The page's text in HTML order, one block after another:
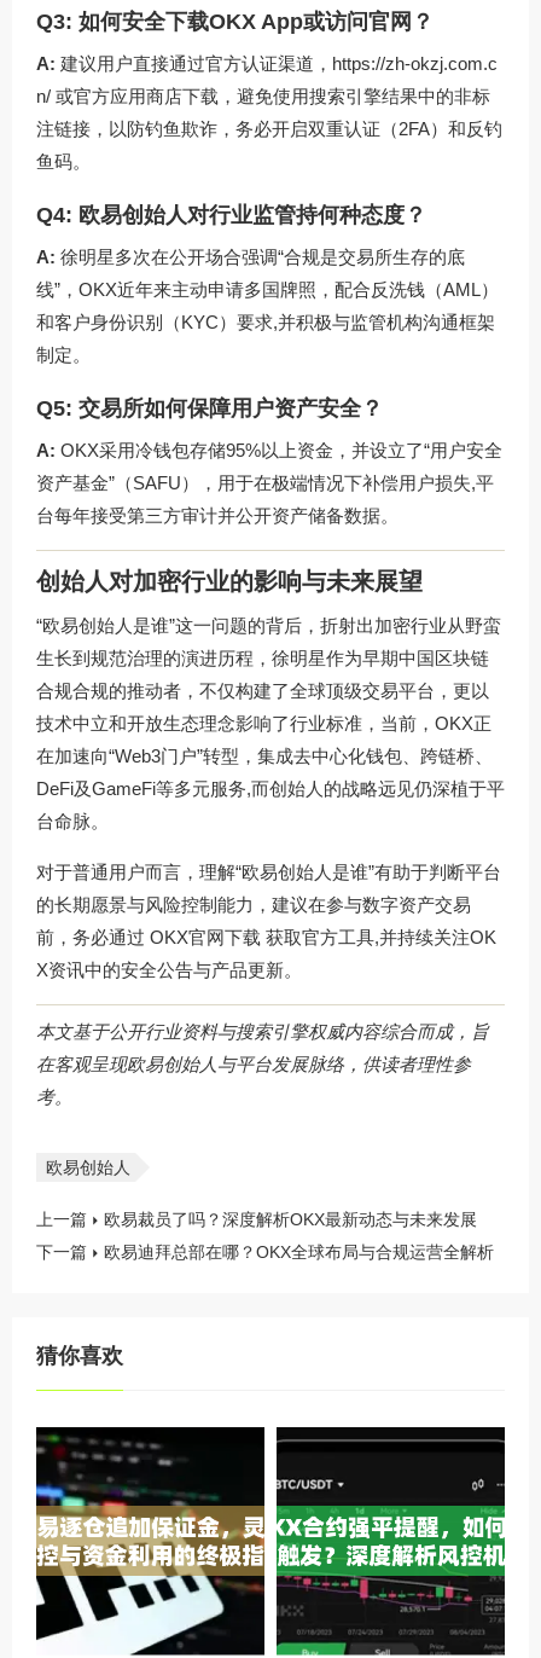
Q3: 如何安全下载OKX App或访问官网？
A: 建议用户直接通过官方认证渠道， https://zh-okzj.com.c
n/ 或官方应用商店下载，避免使用搜索引擎结果中的非标
注链接，以防钓鱼欺诈，务必开启双重认证（2FA）和反钓
鱼码。
Q4: 欧易创始人对行业监管持何种态度？
A: 徐明星多次在公开场合强调“合规是交易所生存的底
线”，OKX近年来主动申请多国牌照，配合反洗钱（AML）
和客户身份识别（KYC）要求,并积极与监管机构沟通框架
制定。
Q5: 交易所如何保障用户资产安全？
A: OKX采用冷钱包存储95%以上资金，并设立了“用户安全
资产基金”（SAFU），用于在极端情况下补偿用户损失,平
台每年接受第三方审计并公开资产储备数据。
创始人对加密行业的影响与未来展望
“欧易创始人是谁”这一问题的背后，折射出加密行业从野蛮
生长到规范治理的演进历程，徐明星作为早期中国区块链
合规合规的推动者，不仅构建了全球顶级交易平台，更以
技术中立和开放生态理念影响了行业标准，当前，OKX正
在加速向“Web3门户”转型，集成去中心化钱包、跨链桥、
DeFi及GameFi等多元服务,而创始人的战略远见仍深植于平
台命脉。
对于普通用户而言，理解“欧易创始人是谁”有助于判断平台
的长期愿景与风险控制能力，建议在参与数字资产交易
前，务必通过 OKX官网下载 获取官方工具,并持续关注OK
X资讯中的安全公告与产品更新。
本文基于公开行业资料与搜索引擎权威内容综合而成，旨
在客观呈现欧易创始人与平台发展脉络，供读者理性参
考。
欧易创始人
上一篇
欧易裁员了吗？深度解析OKX最新动态与未来发展
下一篇
欧易迪拜总部在哪？OKX全球布局与合规运营全解析
猜你喜欢